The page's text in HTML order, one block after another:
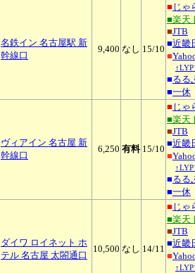
名鉄イン 名古屋駅 新
幹線口
9,400 なし 15/10
■ じゃ
■楽天
■JTB
■近畿
■
■るる
■一休
ヴィアイン 名古屋 新
幹線口
6,250 有料 15/10
■ じゃ
■楽天
■JTB
■近畿
■
■るる
■一休
ダイワ ロイネット ホ
テル 名古屋 太閤通口
10,500 なし 14/11
■ じゃ
■楽天
■JTB
■近畿
■